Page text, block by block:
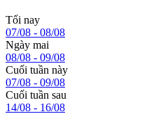
Tối nay
07/08 - 08/08
Ngày mai
08/08 - 09/08
Cuối tuần này
07/08 - 09/08
Cuối tuần sau
14/08 - 16/08